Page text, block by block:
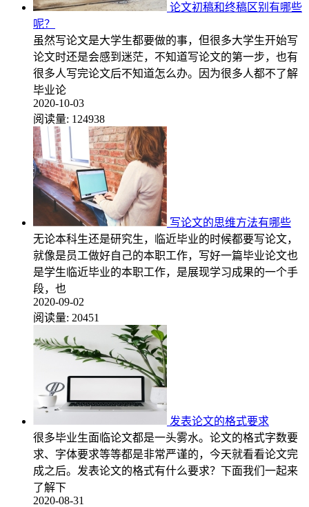
论文初稿和终稿区别有哪些
呢？
虽然写论文是大学生都要做的事，但很多大学生开始写
论文时还是会感到迷茫，不知道写论文的第一步，也有
很多人写完论文后不知道怎么办。因为很多人都不了解
毕业论
2020-10-03
阅读量: 124938
写论文的思维方法有哪些
无论本科生还是研究生，临近毕业的时候都要写论文，
就像是员工做好自己的本职工作，写好一篇毕业论文也
是学生临近毕业的本职工作，是展现学习成果的一个手
段，也
2020-09-02
阅读量: 20451
发表论文的格式要求
很多毕业生面临论文都是一头雾水。论文的格式字数要
求、字体要求等等都是非常严谨的，今天就看看论文完
成之后。发表论文的格式有什么要求？下面我们一起来
了解下
2020-08-31